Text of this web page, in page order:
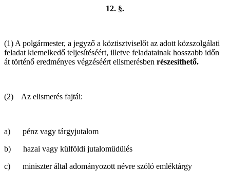
12. §.
(1) A polgármester, a jegyző a köztisztviselőt az adott közszolgálati
feladat kiemelkedő teljesítéséért, illetve feladatainak hosszabb időn
át történő eredményes végzéséért elismerésben részesíthető.
(2) Az elismerés fajtái:
a) pénz vagy tárgyjutalom
b) hazai vagy külföldi jutalomüdülés
c) miniszter által adományozott névre szóló emléktárgy